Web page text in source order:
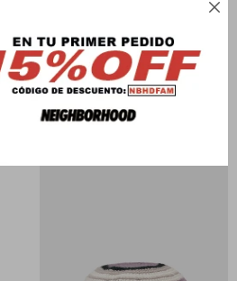

TE PUEDEN INTERESAR